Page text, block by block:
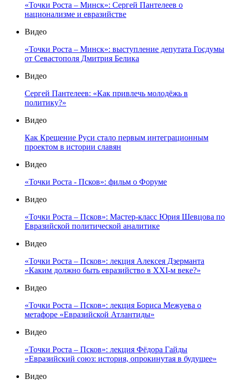
«Точки Роста – Минск»: Сергей Пантелеев о
национализме и евразийстве
Видео
«Точки Роста – Минск»: выступление депутата Госдумы
от Севастополя Дмитрия Белика
Видео
Сергей Пантелеев: «Как привлечь молодёжь в
политику?»
Видео
Как Крещение Руси стало первым интеграционным
проектом в истории славян
Видео
«Точки Роста - Псков»: фильм о Форуме
Видео
«Точки Роста – Псков»: Мастер-класс Юрия Шевцова по
Евразийской политической аналитике
Видео
«Точки Роста – Псков»: лекция Алексея Дзерманта
«Каким должно быть евразийство в XXI-м веке?»
Видео
«Точки Роста – Псков»: лекция Бориса Межуева о
метафоре «Евразийской Атлантиды»
Видео
«Точки Роста – Псков»: лекция Фёдора Гайды
«Евразийский союз: история, опрокинутая в будущее»
Видео